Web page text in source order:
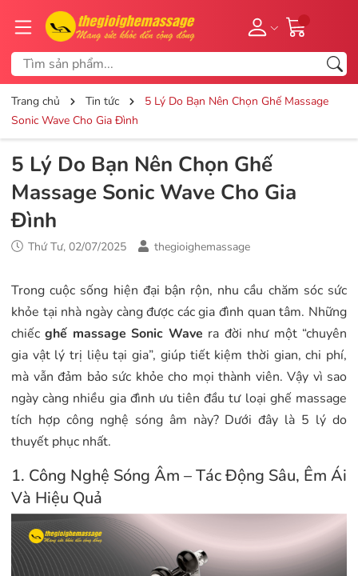
Trang chủ Tin tức
5 Lý Do Bạn Nên Chọn Ghế Massage
Sonic Wave Cho Gia Đình
5 Lý Do Bạn Nên Chọn Ghế
Massage Sonic Wave Cho Gia
Đình
Thứ Tư, 02/07/2025 thegioighemassage
Trong cuộc sống hiện đại bận rộn, nhu cầu chăm sóc sức
khỏe tại nhà ngày càng được các gia đình quan tâm. Những
chiếcghế massage Sonic Wave ra đời như một “chuyên
gia vật lý trị liệu tại gia”, giúp tiết kiệm thời gian, chi phí,
mà vẫn đảm bảo sức khỏe cho mọi thành viên. Vậy vì sao
ngày càng nhiều gia đình ưu tiên đầu tư loại ghế massage
tích hợp công nghệ sóng âm này? Dưới đây là 5 lý do
thuyết phục nhất.
1. Công Nghệ Sóng Âm – Tác Động Sâu, Êm Ái
Và Hiệu Quả